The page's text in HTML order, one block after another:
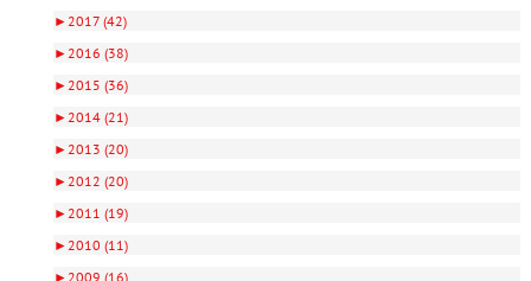
► 2017 (42)
► 2016 (38)
► 2015 (36)
► 2014 (21)
► 2013 (20)
► 2012 (20)
► 2011 (19)
► 2010 (11)
► 2009 (16)